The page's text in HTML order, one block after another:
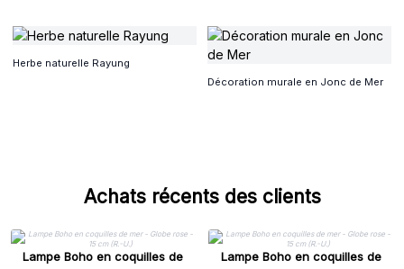
Herbe naturelle Rayung
Décoration murale en Jonc de Mer
Achats récents des clients
Lampe Boho en coquilles de
Lampe Boho en coquilles de